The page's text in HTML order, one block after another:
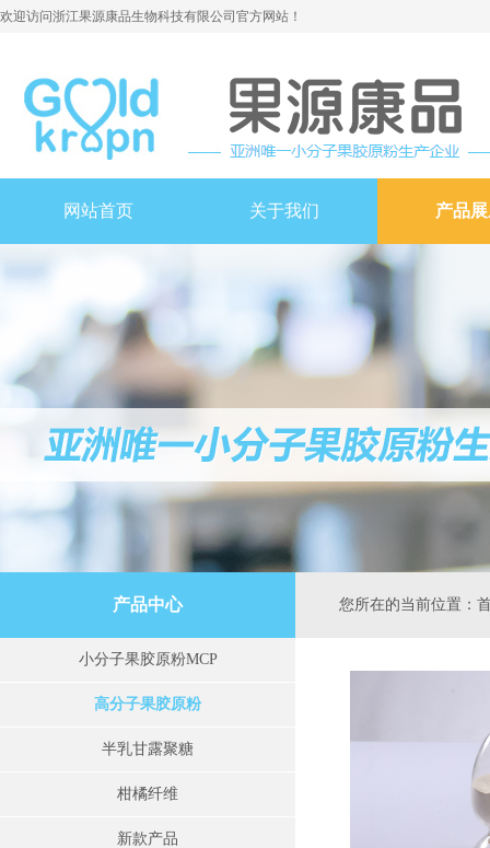
欢迎访问浙江果源康品生物科技有限公司官方网站！
网站首页 关于我们 产品
产品中心
小分子果胶原粉MCP
高分子果胶原粉
半乳甘露聚糖
柑橘纤维
新款产品
您所在的当前位置：